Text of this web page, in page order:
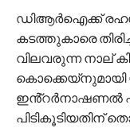
ഡിആര്‍ഐക്ക്
കടത്തുകാരെ
വിലവരുന്ന നാല്
കൊക്കെയ്നുമായി
ഇൻ്റർനാഷണൽ
പിടികൂടിയതിന്